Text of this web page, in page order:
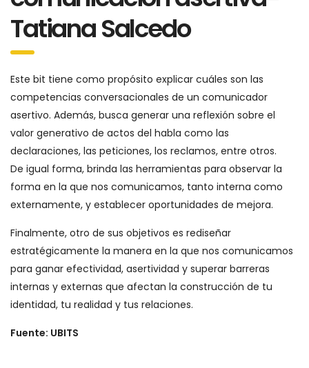
Tatiana Salcedo
Este bit tiene como propósito explicar cuáles son las
competencias conversacionales de un comunicador
asertivo. Además, busca generar una reflexión sobre el
valor generativo de actos del habla como las
declaraciones, las peticiones, los reclamos, entre otros.
De igual forma, brinda las herramientas para observar la
forma en la que nos comunicamos, tanto interna como
externamente, y establecer oportunidades de mejora.
Finalmente, otro de sus objetivos es rediseñar
estratégicamente la manera en la que nos comunicamos
para ganar efectividad, asertividad y superar barreras
internas y externas que afectan la construcción de tu
identidad, tu realidad y tus relaciones.
Fuente: UBITS